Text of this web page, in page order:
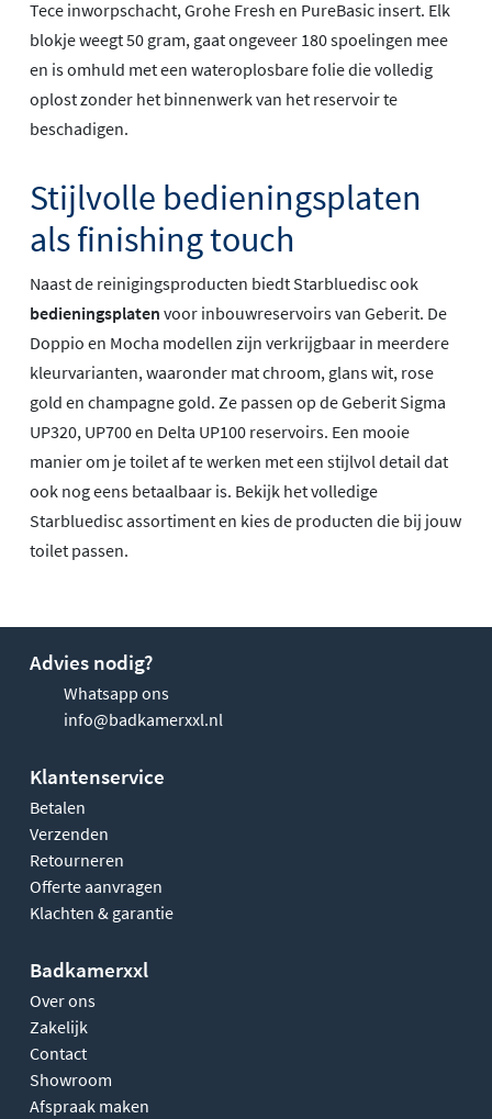
Tece inworpschacht, Grohe Fresh en PureBasic insert. Elk
blokje weegt 50 gram, gaat ongeveer 180 spoelingen mee
en is omhuld met een wateroplosbare folie die volledig
oplost zonder het binnenwerk van het reservoir te
beschadigen.
Stijlvolle bedieningsplaten
als finishing touch
Naast de reinigingsproducten biedt Starbluedisc ook
bedieningsplaten voor inbouwreservoirs van Geberit. De
Doppio en Mocha modellen zijn verkrijgbaar in meerdere
kleurvarianten, waaronder mat chroom, glans wit, rose
gold en champagne gold. Ze passen op de Geberit Sigma
UP320, UP700 en Delta UP100 reservoirs. Een mooie
manier om je toilet af te werken met een stijlvol detail dat
ook nog eens betaalbaar is. Bekijk het volledige
Starbluedisc assortiment en kies de producten die bij jouw
toilet passen.
Advies nodig?
Whatsapp ons
info@badkamerxxl.nl
Klantenservice
Betalen
Verzenden
Retourneren
Offerte aanvragen
Klachten & garantie
Badkamerxxl
Over ons
Zakelijk
Contact
Showroom
Afspraak maken